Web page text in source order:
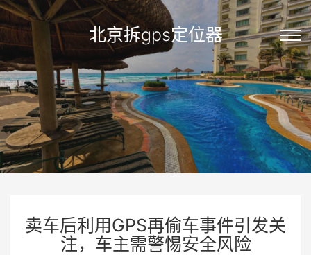
北京拆gps定位器
卖车后利用GPS再偷车事件引发关
注，车主需警惕安全风险